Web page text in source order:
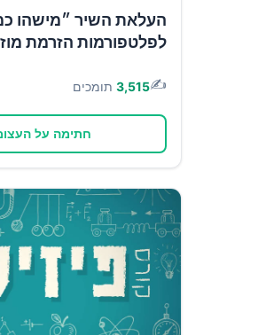
העלאת השיר ״מישהו
לפלטפורמות הזרמת
✍️
3,515 תומכים
חתימה על